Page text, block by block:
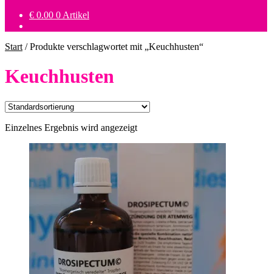
€ 0.00 0 Artikel
Start /Produkte verschlagwortet mit „Keuchhusten“
Keuchhusten
Einzelnes Ergebnis wird angezeigt